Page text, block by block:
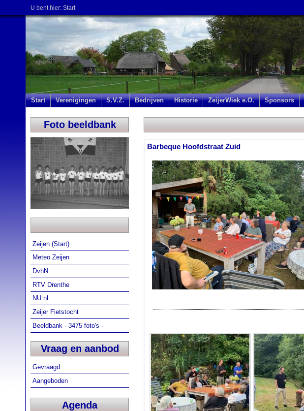
U bent hier: Start
Start Verenigingen S.V.Z. Bedrijven Historie ZeijerWiek e.O. Sponsors
Foto beeldbank
Zeijen (Start)
Meteo Zeijen
DvhN
RTV Drenthe
NU.nl
Zeijer Fietstocht
Beeldbank - 3475 foto's -
Vraag en aanbod
Gevraagd
Aangeboden
Agenda
Barbeque Hoofdstraat Zuid